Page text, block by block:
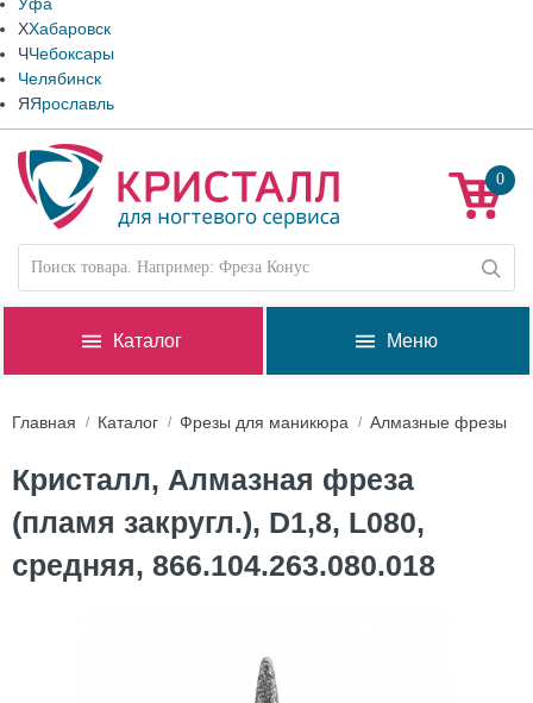
ХХабаровск
ЧЧебоксары
Челябинск
ЯЯрославль
0
Каталог Меню
Главная Каталог Фрезы для маникюра Алмазные фрезы
Кристалл, Алмазная фреза
(пламя закругл.), D1,8, L080,
средняя, 866.104.263.080.018